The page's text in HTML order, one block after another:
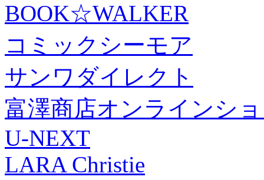
BOOK☆WALKER
コミックシーモア
サンワダイレクト
富澤商店オンラインシ
U-NEXT
LARA Christie